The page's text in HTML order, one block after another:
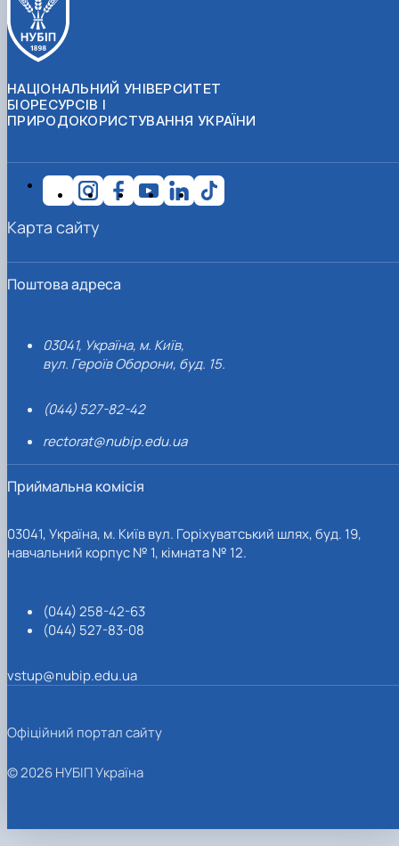
НАЦІОНАЛЬНИЙ УНІВЕРСИТЕТ
БІОРЕСУРСІВ І
ПРИРОДОКОРИСТУВАННЯ УКРАЇНИ
Поштова адреса
03041, Україна, м. Київ,
вул. Героїв Оборони, буд. 15.
(044) 527-82-42
rectorat@nubip.edu.ua
Приймальна комісія
03041, Україна, м. Київ вул. Горіхуватський шлях, буд. 19,
навчальний корпус № 1, кімната № 12.
(044) 258-42-63
(044) 527-83-08
vstup@nubip.edu.ua
Карта сайту
Офіційний портал сайту
© 2026 НУБІП Україна